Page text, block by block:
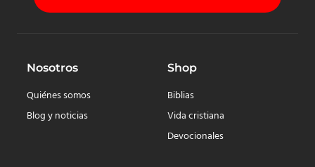
Nosotros
Quiénes somos
Blog y noticias
Shop
Biblias
Vida cristiana
Devocionales